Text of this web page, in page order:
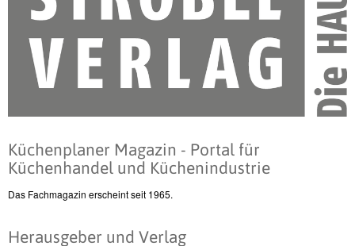
Küchenplaner Magazin - Portal für
Küchenhandel und Küchenindustrie
Das Fachmagazin erscheint seit 1965.
Herausgeber und Verlag